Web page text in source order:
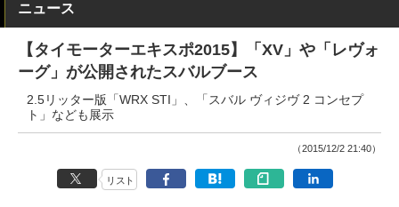
ニュース
【タイモーターエキスポ2015】「XV」や「レヴォ
ーグ」が公開されたスバルブース
2.5リッター版「WRX STI」、「スバル ヴィジヴ 2 コンセプ
ト」なども展示
（2015/12/2 21:40）
リスト